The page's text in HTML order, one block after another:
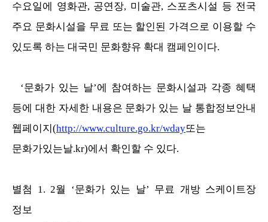
수요일에 영화관, 공연장, 미술관, 스포츠시설 등 전국
주요 문화시설을 무료 또는 할인된 가격으로 이용할 수
있도록 하는 대국민 문화향유 확대 캠페인이다.
‘문화가 있는 날’에 참여하는 문화시설과 각종 혜택
등에 대한 자세한 내용은 문화가 있는 날 통합정보안내
웹페이지(http://www.culture.go.kr/wday또는
문화가있는날.kr)에서 확인할 수 있다.
별첨 1. 2월 ‘문화가 있는 날’ 무료 개방 스케이트장
정보